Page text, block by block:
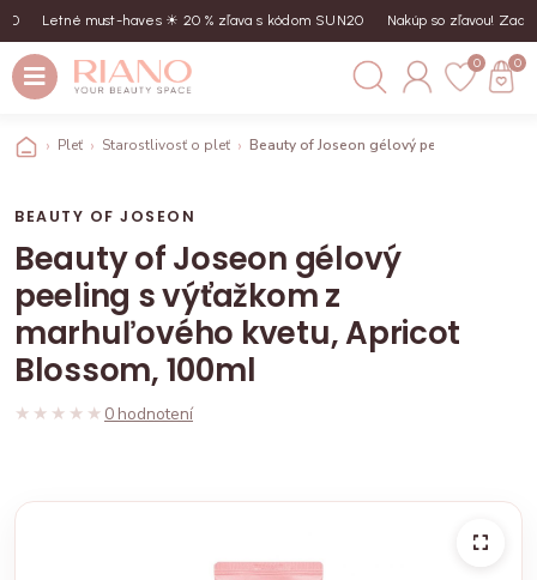
Letné must-haves ☀︎ 20 % zľava s kódom SUN20 Nakúp so zľavou! Zadaj
0 0
Pleť Starostlivosť o pleť Beauty of Joseon gélový peeling s
BEAUTY OF JOSEON
Beauty of Joseon gélový
peeling s výťažkom z
marhuľového kvetu, Apricot
Blossom, 100ml
★★★★★
★★★★★ 0 hodnotení